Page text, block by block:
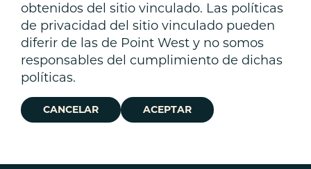
obtenidos del sitio vinculado. Las políticas
de privacidad del sitio vinculado pueden
diferir de las de Point West y no somos
responsables del cumplimiento de dichas
políticas.
CANCELAR ACEPTAR